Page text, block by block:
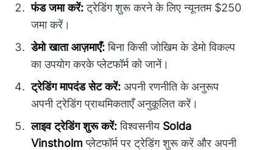
फंड जमा करें:ट्रेडिंग शुरू करने के लिए न्यूनतम $250
जमा करें।
डेमो खाता आज़माएँ:बिना किसी जोखिम के डेमो विकल्प
का उपयोग करके प्लेटफॉर्म को जानें।
ट्रेडिंग मापदंड सेट करें: अपनी रणनीति के अनुरूप
अपनी ट्रेडिंग प्राथमिकताएँ अनुकूलित करें।
लाइव ट्रेडिंग शुरू करें:विश्वसनीय Solda
Vinstholm प्लेटफॉर्म पर ट्रेडिंग शुरू करें और अपनी